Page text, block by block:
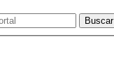
Buscar